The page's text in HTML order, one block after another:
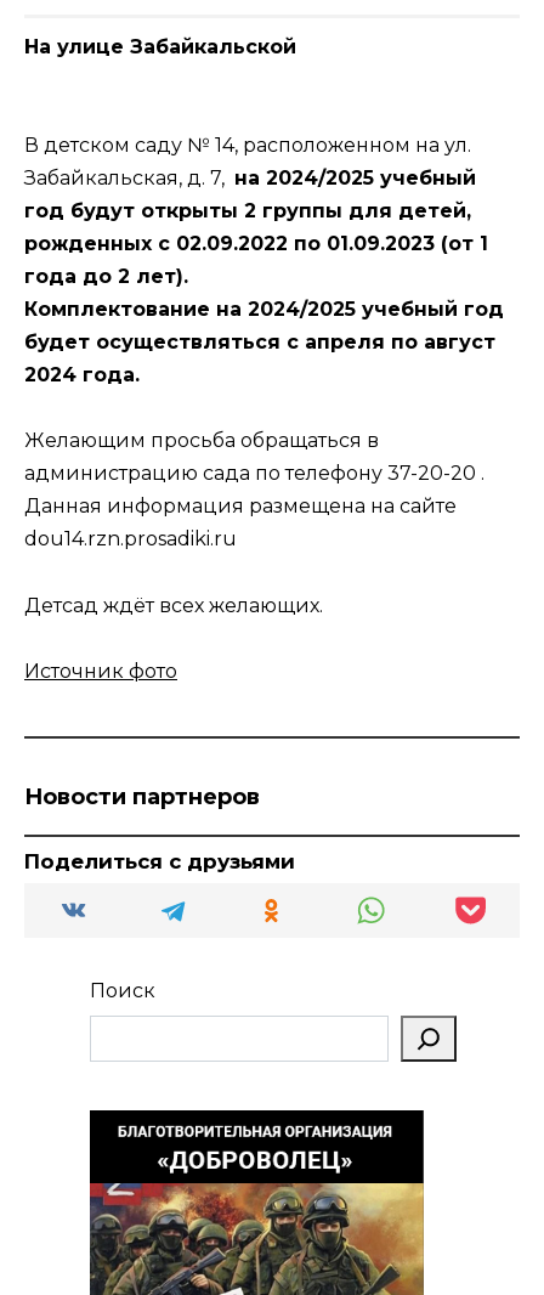
На улице Забайкальской
В детском саду № 14, расположенном на ул.
Забайкальская, д. 7, на 2024/2025 учебный
год будут открыты 2 группы для детей,
рожденных с 02.09.2022 по 01.09.2023 (от 1
года до 2 лет).
Комплектование на 2024/2025 учебный год
будет осуществляться с апреля по август
2024 года.
Желающим просьба обращаться в
администрацию сада по телефону 37-20-20 .
Данная информация размещена на сайте
dou14.rzn.prosadiki.ru
Детсад ждёт всех желающих.
Источник фото
Новости партнеров
Поделиться с друзьями
Поиск